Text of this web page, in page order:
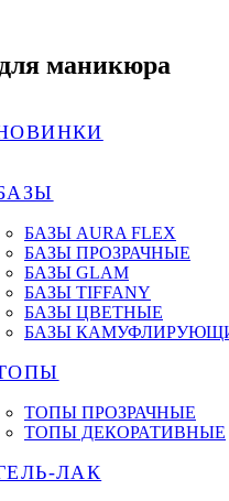
маникюра
БАЗЫ AURA FLEX
БАЗЫ ПРОЗРАЧНЫЕ
БАЗЫ GLAM
БАЗЫ TIFFANY
БАЗЫ ЦВЕТНЫЕ
БАЗЫ
ТОПЫ ПРОЗРАЧНЫЕ
ТОПЫ ДЕКОРАТИВНЫЕ
ЛАК